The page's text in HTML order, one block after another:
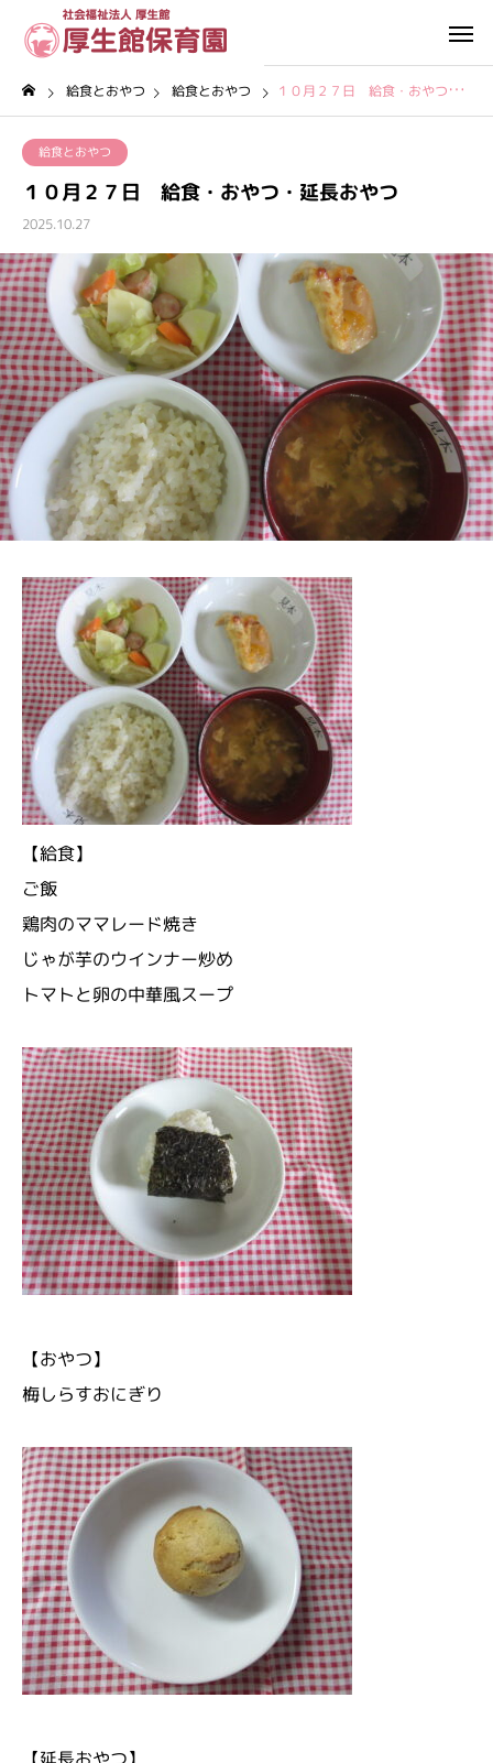
給食とおやつ 給食とおやつ １０月２７日 給食・おやつ・延長おやつ
給食とおやつ
１０月２７日 給食・おやつ・延長おやつ
2025.10.27
【給食】
ご飯
鶏肉のママレード焼き
じゃが芋のウインナー炒め
トマトと卵の中華風スープ
【おやつ】
梅しらすおにぎり